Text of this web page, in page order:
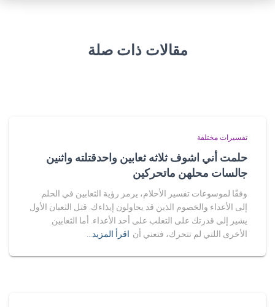
مقالات ذات صلة
تفسيرات مختلفة
حلمت أني اشوف ثلاثه ثعابين واحدقتلته واثنين
جالسات محلهن ماتحركين
وفقًا لموسوعات تفسير الأحلام، يرمز رؤية الثعابين في الحلم
إلى الأعداء والخصوم الذين قد يحاولون إيذاءك. قتل الثعبان الأول
يشير إلى قدرتك على التغلب على أحد الأعداء. أما الثعابين
الأخرى اللتي لم تتحرك، فتعني أن اقرأ المزيد…